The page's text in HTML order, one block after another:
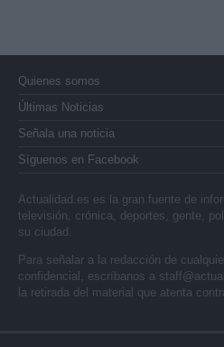
Quienes somos
Últimas Noticias
Señala una noticia
Síguenos en Facebook
Actualidad.es es la gran fuente de
televisión, crónica, deportes, gente,
su ciudad.
Para señalar a la redacción de
confidencial, escríbanos a
la retirada del material que atenta